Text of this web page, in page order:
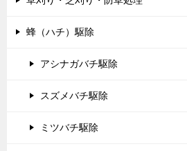
蜂（ハチ）駆除
アシナガバチ駆除
スズメバチ駆除
ミツバチ駆除